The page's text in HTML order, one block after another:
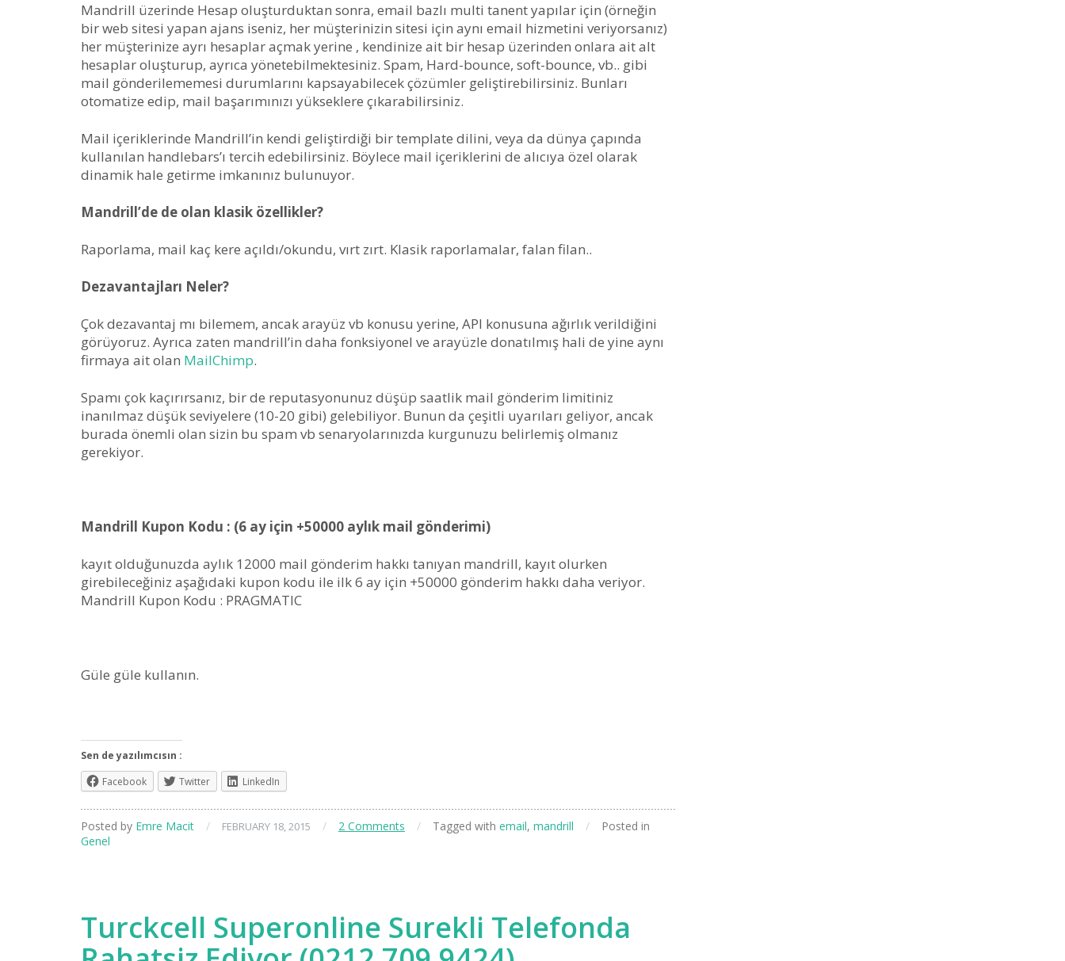
Mandrill üzerinde Hesap oluşturduktan sonra, email bazlı multi tanent yapılar için (örneğin
bir web sitesi yapan ajans iseniz, her müşterinizin sitesi için aynı email hizmetini veriyorsanız)
her müşterinize ayrı hesaplar açmak yerine , kendinize ait bir hesap üzerinden onlara ait alt
hesaplar oluşturup, ayrıca yönetebilmektesiniz. Spam, Hard-bounce, soft-bounce, vb.. gibi
mail gönderilememesi durumlarını kapsayabilecek çözümler geliştirebilirsiniz. Bunları
otomatize edip, mail başarımınızı yükseklere çıkarabilirsiniz.
Mail içeriklerinde Mandrill’in kendi geliştirdiği bir template dilini, veya da dünya çapında
kullanılan handlebars’ı tercih edebilirsiniz. Böylece mail içeriklerini de alıcıya özel olarak
dinamik hale getirme imkanınız bulunuyor.
Mandrill’de de olan klasik özellikler?
Raporlama, mail kaç kere açıldı/okundu, vırt zırt. Klasik raporlamalar, falan filan..
Dezavantajları Neler?
Çok dezavantaj mı bilemem, ancak arayüz vb konusu yerine, API konusuna ağırlık verildiğini
görüyoruz. Ayrıca zaten mandrill’in daha fonksiyonel ve arayüzle donatılmış hali de yine aynı
firmaya ait olan MailChimp.
Spamı çok kaçırırsanız, bir de reputasyonunuz düşüp saatlik mail gönderim limitiniz
inanılmaz düşük seviyelere (10-20 gibi) gelebiliyor. Bunun da çeşitli uyarıları geliyor, ancak
burada önemli olan sizin bu spam vb senaryolarınızda kurgunuzu belirlemiş olmanız
gerekiyor.
Mandrill Kupon Kodu : (6 ay için +50000 aylık mail gönderimi)
kayıt olduğunuzda aylık 12000 mail gönderim hakkı tanıyan mandrill, kayıt olurken
girebileceğiniz aşağıdaki kupon kodu ile ilk 6 ay için +50000 gönderim hakkı daha veriyor.
Mandrill Kupon Kodu : PRAGMATIC
Güle güle kullanın.
Sen de yazılımcısın :
Facebook
Twitter LinkedIn
Posted by Emre Macit / FEBRUARY 18, 2015 / 2 Comments / Tagged with email, mandrill /
Posted in
Genel
Turckcell Superonline Surekli Telefonda